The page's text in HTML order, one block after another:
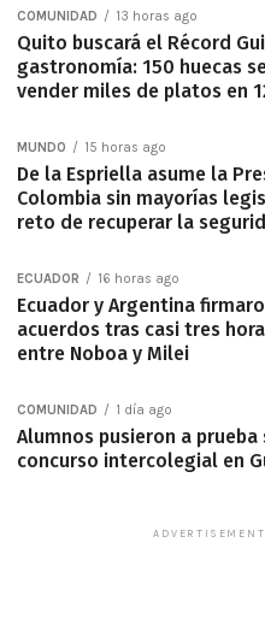
COMUNIDAD 13 horas ago
Quito buscará el Récord
gastronomía: 150 huecas
vender miles de platos en
MUNDO 15 horas ago
De la Espriella asume la
Colombia sin mayorías
reto de recuperar la
ECUADOR 16 horas ago
Ecuador y Argentina
acuerdos tras casi tres
entre Noboa y Milei
COMUNIDAD 1 día ago
Alumnos pusieron a
concurso intercolegial en
ADVERTISEMENT